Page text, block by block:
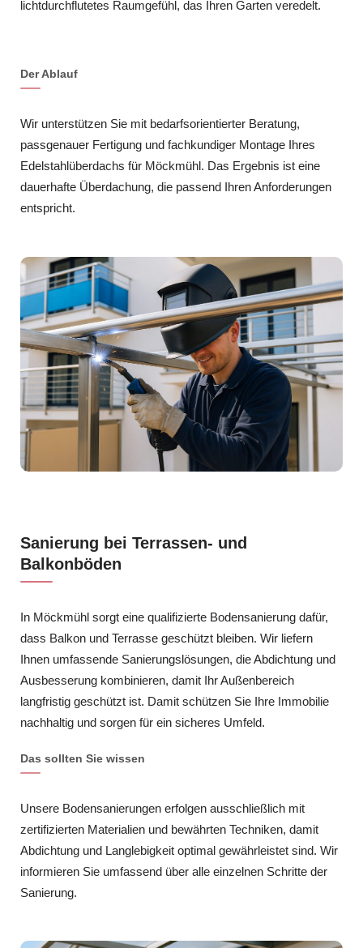
lichtdurchflutetes Raumgefühl, das Ihren Garten veredelt.
Der Ablauf
Wir unterstützen Sie mit bedarfsorientierter Beratung,
passgenauer Fertigung und fachkundiger Montage Ihres
Edelstahlüberdachs für Möckmühl. Das Ergebnis ist eine
dauerhafte Überdachung, die passend Ihren Anforderungen
entspricht.
Sanierung bei Terrassen- und
Balkonböden
In Möckmühl sorgt eine qualifizierte Bodensanierung dafür,
dass Balkon und Terrasse geschützt bleiben. Wir liefern
Ihnen umfassende Sanierungslösungen, die Abdichtung und
Ausbesserung kombinieren, damit Ihr Außenbereich
langfristig geschützt ist. Damit schützen Sie Ihre Immobilie
nachhaltig und sorgen für ein sicheres Umfeld.
Das sollten Sie wissen
Unsere Bodensanierungen erfolgen ausschließlich mit
zertifizierten Materialien und bewährten Techniken, damit
Abdichtung und Langlebigkeit optimal gewährleistet sind. Wir
informieren Sie umfassend über alle einzelnen Schritte der
Sanierung.